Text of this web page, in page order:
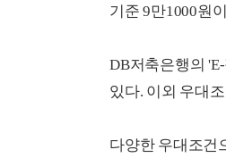
기준 9만1000원
DB저축은행의
있다. 이외 우대
다양한 우대조건